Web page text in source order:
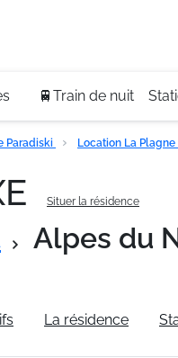
🚆Train de nuit
Paradiski Location La Plagne
Situer la résidence
Alpes du
La résidence